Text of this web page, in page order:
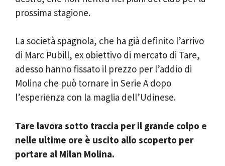
prossima stagione.
La società spagnola, che ha già definito l’arrivo
di Marc Pubill, ex obiettivo di mercato di Tare,
adesso hanno fissato il prezzo per l’addio di
Molina che può tornare in Serie A dopo
l’esperienza con la maglia dell’Udinese.
Tare lavora sotto traccia per il grande colpo e
nelle ultime ore è uscito allo scoperto per
portare al Milan Molina.